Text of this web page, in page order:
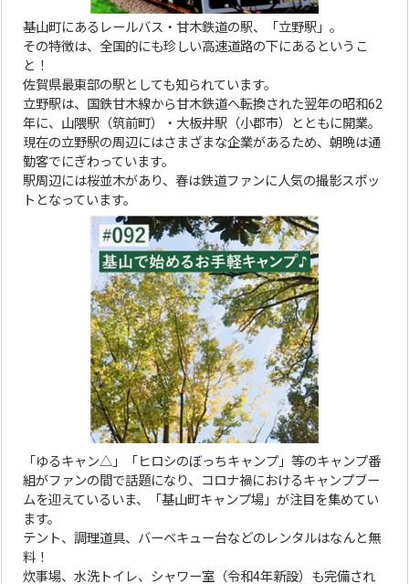
基山町にあるレールバス・甘木鉄道の駅、「立野駅」。
その特徴は、全国的にも珍しい高速道路の下にあるというこ
と！
佐賀県最東部の駅としても知られています。
立野駅は、国鉄甘木線から甘木鉄道へ転換された翌年の昭和62
年に、山隈駅（筑前町）・大板井駅（小郡市）とともに開業。
現在の立野駅の周辺にはさまざまな企業があるため、朝晩は通
勤客でにぎわっています。
駅周辺には桜並木があり、春は鉄道ファンに人気の撮影スポッ
トとなっています。
「ゆるキャン△」「ヒロシのぼっちキャンプ」等のキャンプ番
組がファンの間で話題になり、コロナ禍におけるキャンプブー
ムを迎えているいま、「基山町キャンプ場」が注目を集めてい
ます。
テント、調理道具、バーベキュー台などのレンタルはなんと無
料！
炊事場、水洗トイレ、シャワー室（令和4年新設）も完備され